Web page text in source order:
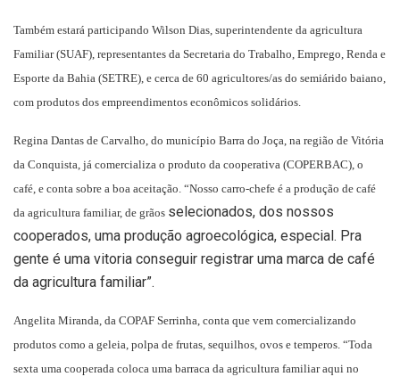
Também estará participando Wilson Dias, superintendente da agricultura
Familiar (SUAF), representantes da Secretaria do Trabalho, Emprego, Renda e
Esporte da Bahia (SETRE), e cerca de 60 agricultores/as do semiárido baiano,
com produtos dos empreendimentos econômicos solidários.
Regina Dantas de Carvalho, do município Barra do Joça, na região de Vitória
da Conquista, já comercializa o produto da cooperativa (COPERBAC), o
café, e conta sobre a boa aceitação. “Nosso carro-chefe é a produção de café
da agricultura familiar, de grãos selecionados, dos nossos
cooperados, uma produção agroecológica, especial. Pra
gente é uma vitoria conseguir registrar uma marca de café
da agricultura familiar”.
Angelita Miranda, da COPAF Serrinha, conta que vem comercializando
produtos como a geleia, polpa de frutas, sequilhos, ovos e temperos. “Toda
sexta uma cooperada coloca uma barraca da agricultura familiar aqui no